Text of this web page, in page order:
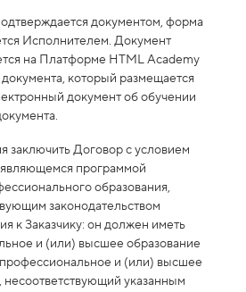
документом, форма
Исполнителем. Документ
на Платформе HTML Academy
который размещается
документ об обучении
заключить Договор с условием
программой
образования,
законодательством
к Заказчику: он должен иметь
и (или) высшее образование
и (или) высшее
несоответствующий указанным